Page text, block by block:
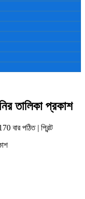
তালিকা প্রকাশ
বার পঠিত | প্রিন্ট